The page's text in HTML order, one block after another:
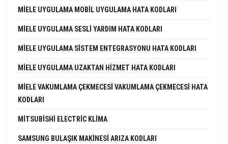
MIELE UYGULAMA MOBIL UYGULAMA HATA KODLARI
MIELE UYGULAMA SESLI YARDIM HATA KODLARI
MIELE UYGULAMA SISTEM ENTEGRASYONU HATA KODLARI
MIELE UYGULAMA UZAKTAN HIZMET HATA KODLARI
MIELE VAKUMLAMA ÇEKMECESI VAKUMLAMA ÇEKMECESI HATA
KODLARI
MITSUBISHI ELECTRIC KLIMA
SAMSUNG BULAŞIK MAKINESI ARIZA KODLARI